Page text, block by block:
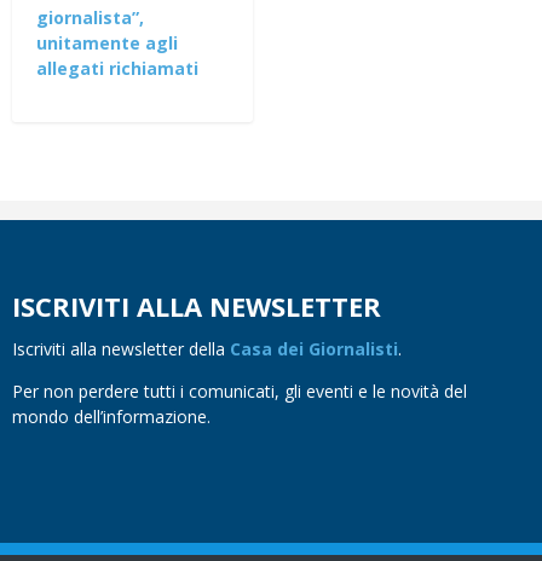
giornalista”,
unitamente agli
allegati richiamati
ISCRIVITI ALLA NEWSLETTER
Iscriviti alla newsletter della Casa dei Giornalisti.
Per non perdere tutti i comunicati, gli eventi e le novità del
mondo dell’informazione.